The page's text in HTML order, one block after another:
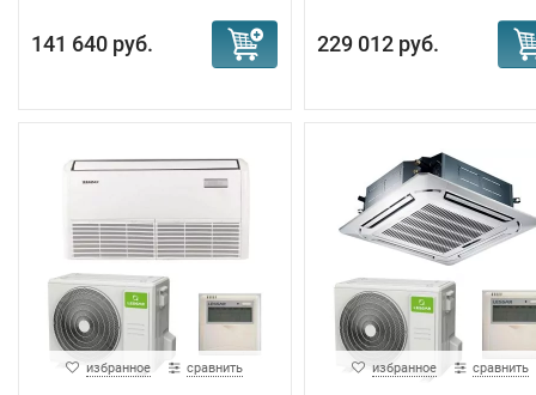
141 640 руб. 229 012 руб.
избранное сравнить избранное сравнить